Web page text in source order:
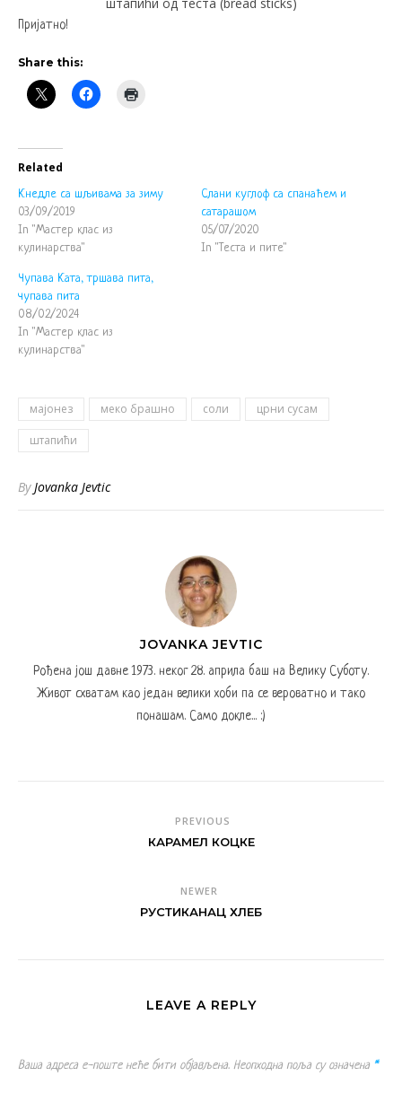
штапићи од теста (bread sticks)
Пријатно!
Share this:
Related
Кнедле са шљивама за зиму
03/09/2019
In "Мастер клас из
кулинарства"
Слани куглоф са спанаћем и
сатарашом
05/07/2020
In "Теста и пите"
Чупава Ката, тршава пита,
чупава пита
08/02/2024
In "Мастер клас из
кулинарства"
мајонез меко брашно соли црни сусам
штапићи
ByJovanka Jevtic
JOVANKA JEVTIC
Рођена још давне 1973. неког 28. априла баш на Велику Суботу.
Живот схватам као један велики хоби па се вероватно и тако
понашам. Само докле... :)
PREVIOUS
КАРАМЕЛ КОЦКЕ
NEWER
РУСТИКАНАЦ ХЛЕБ
LEAVE A REPLY
Ваша адреса е-поште неће бити објављена. Неопходна поља су означена *